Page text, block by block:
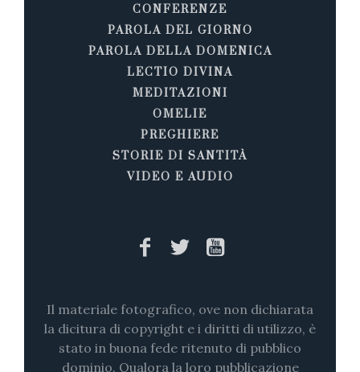
CONFERENZE
PAROLA DEL GIORNO
PAROLA DELLA DOMENICA
LECTIO DIVINA
MEDITAZIONI
OMELIE
PREGHIERE
STORIE DI SANTITÀ
VIDEO E AUDIO
Il materiale fotografico, ove non dichiarata
la dicitura di copyright e i diritti di utilizzo, è
stato in buona fede ritenuto di pubblico
dominio. Qualora la loro pubblicazione